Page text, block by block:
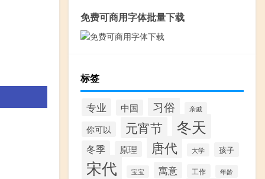
免费可商用字体批量下载
标签
专业 中国 习俗 亲戚
你可以 元宵节 冬天
冬季 原理 唐代 大学 孩子
宋代 宝宝 寓意 工作 年龄